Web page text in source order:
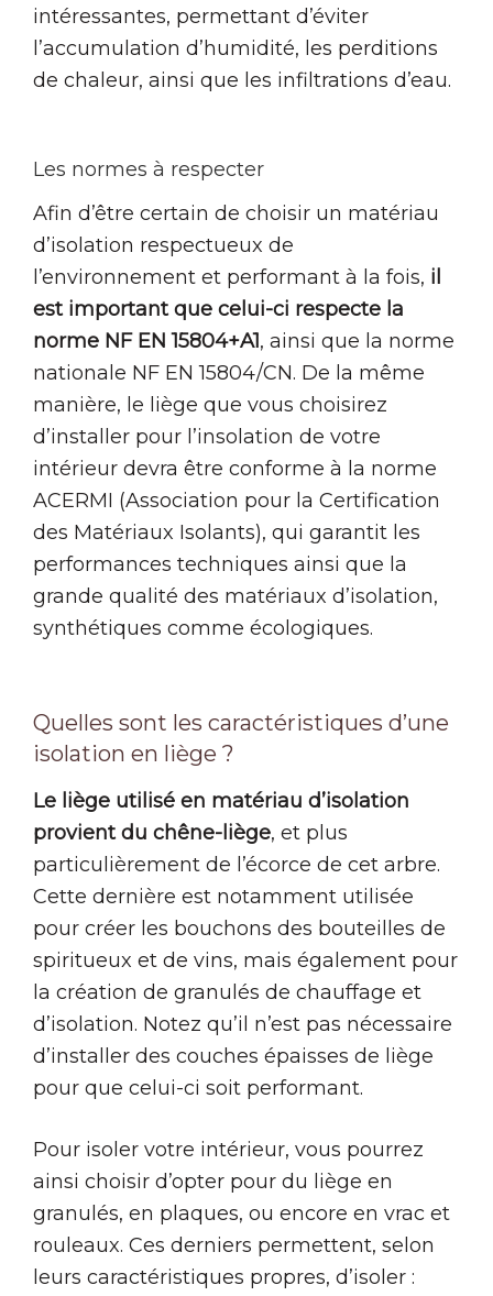
intéressantes, permettant d’éviter
l’accumulation d’humidité, les perditions
de chaleur, ainsi que les infiltrations d’eau.
Les normes à respecter
Afin d’être certain de choisir un matériau
d’isolation respectueux de
l’environnement et performant à la fois, il
est important que celui-ci respecte la
norme NF EN 15804+A1, ainsi que la norme
nationale NF EN 15804/CN. De la même
manière, le liège que vous choisirez
d’installer pour l’insolation de votre
intérieur devra être conforme à la norme
ACERMI (Association pour la Certification
des Matériaux Isolants), qui garantit les
performances techniques ainsi que la
grande qualité des matériaux d’isolation,
synthétiques comme écologiques.
Quelles sont les caractéristiques d’une
isolation en liège ?
Le liège utilisé en matériau d’isolation
provient du chêne-liège, et plus
particulièrement de l’écorce de cet arbre.
Cette dernière est notamment utilisée
pour créer les bouchons des bouteilles de
spiritueux et de vins, mais également pour
la création de granulés de chauffage et
d’isolation. Notez qu’il n’est pas nécessaire
d’installer des couches épaisses de liège
pour que celui-ci soit performant.
Pour isoler votre intérieur, vous pourrez
ainsi choisir d’opter pour du liège en
granulés, en plaques, ou encore en vrac et
rouleaux. Ces derniers permettent, selon
leurs caractéristiques propres, d’isoler :